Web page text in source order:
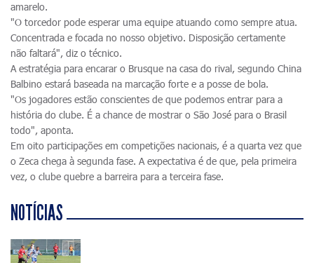
amarelo.
"O torcedor pode esperar uma equipe atuando como sempre atua.
Concentrada e focada no nosso objetivo. Disposição certamente
não faltará", diz o técnico.
A estratégia para encarar o Brusque na casa do rival, segundo China
Balbino estará baseada na marcação forte e a posse de bola.
"Os jogadores estão conscientes de que podemos entrar para a
história do clube. É a chance de mostrar o São José para o Brasil
todo", aponta.
Em oito participações em competições nacionais, é a quarta vez que
o Zeca chega à segunda fase. A expectativa é de que, pela primeira
vez, o clube quebre a barreira para a terceira fase.
NOTÍCIAS